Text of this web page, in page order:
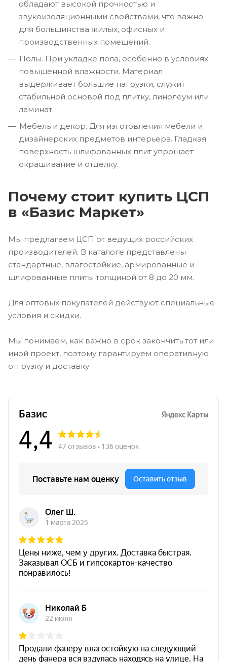
обладают высокой прочностью и
звукоизоляционными свойствами, что важно
для большинства жилых, офисных и
производственных помещений.
Полы. При укладке пола, особенно в условиях
повышенной влажности. Материал
выдерживает большие нагрузки, служит
стабильной основой под плитку, линолеум или
ламинат.
Мебель и декор. Для изготовления мебели и
дизайнерских предметов интерьера. Гладкая
поверхность шлифованных плит упрощает
окрашивание и отделку.
Почему стоит купить ЦСП
в «Базис Маркет»
Мы предлагаем ЦСП от ведущих российских
производителей. В каталоге представлены
стандартные, влагостойкие, армированные и
шлифованные плиты толщиной от 8 до 20 мм.
Для оптовых покупателей действуют специальные
условия и скидки.
Мы понимаем, как важно в срок закончить тот или
иной проект, поэтому гарантируем оперативную
отгрузку и доставку.